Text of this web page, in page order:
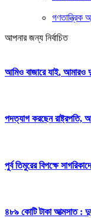
গণতান্ত্রিক
আপনার জন্য নির্বাচিত
আমিও বাজারে যাই, আমারও
পদত্যাগ করছেন রাষ্ট্রপতি,
পুর্ব তিমুরের বিপক্ষে
৪৮৯ কোটি টাকা আত্মসাত :